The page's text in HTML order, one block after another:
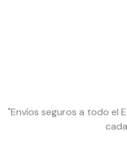
"Envíos seguros a todo el